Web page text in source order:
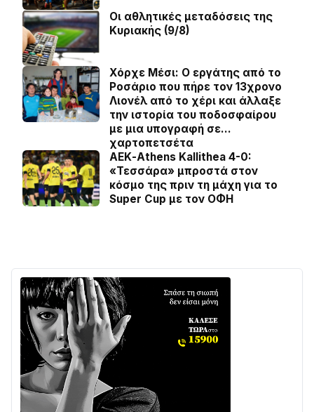
Οι αθλητικές μεταδόσεις της
Κυριακής (9/8)
Χόρχε Μέσι: Ο εργάτης από το
Ροσάριο που πήρε τον 13χρονο
Λιονέλ από το χέρι και άλλαξε
την ιστορία του ποδοσφαίρου
με μια υπογραφή σε…
χαρτοπετσέτα
ΑΕΚ-Athens Kallithea 4-0:
«Τεσσάρα» μπροστά στον
κόσμο της πριν τη μάχη για το
Super Cup με τον ΟΦΗ